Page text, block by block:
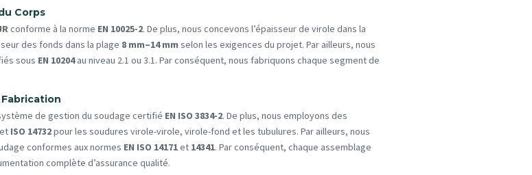
Corps
conforme à la norme EN 10025-2. De plus, nous concevons l’épaisseur de virole dans la
des fonds dans la plage 8 mm–14 mm selon les exigences du projet. Par ailleurs, nous
sous EN 10204au niveau 2.1 ou 3.1. Par conséquent, nous fabriquons chaque segment de
de gestion du soudage certifié EN ISO 3834-2. De plus, nous employons des
et ISO 14732pour les soudures virole-virole, virole-fond et les tubulures. Par ailleurs, nous
conformes aux normes EN ISO 14171et 14341. Par conséquent, chaque assemblage
complète d’assurance qualité.